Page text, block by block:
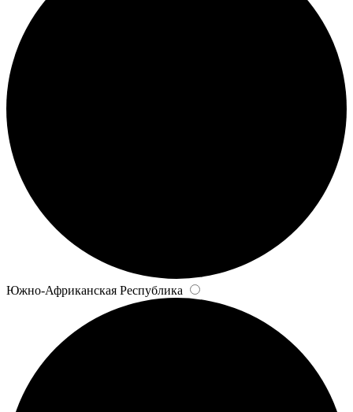
Южно-Африканская Республика